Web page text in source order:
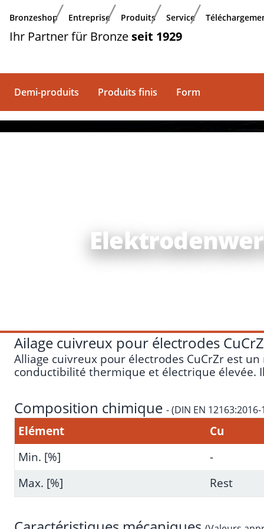
Aller au contenu principal
Bronzeshop Entreprise Produits Service
Ihr Partner für Bronze seit 1929
Demi-produits Produits finis Form
Ailage cuivreux pour électrodes
Alliage cuivreux pour électrodes CuCrZr est
conductibilité thermique et électrique élevée.
Composition chimique - (DIN EN 12163:2016-
Elément
Cu
Min. [%]
-
Max. [%]
Rest